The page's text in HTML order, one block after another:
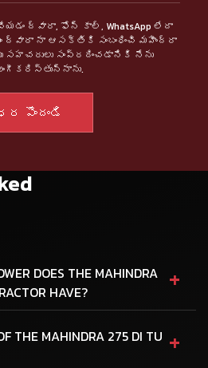
ద్వారా, ఫోన్ కాల్, WhatsApp లేదా
నా ఆసక్తికి సంబంధించి మహీంద్రా
సహచరులు సంప్రదించడానికి నేను
DOES THE MAHINDRA
HAVE?
+
THE MAHINDRA 275 DI TU +